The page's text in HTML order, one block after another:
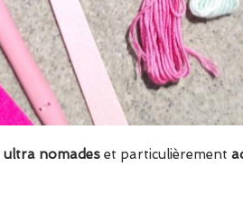
ultra nomadeset particulièrement